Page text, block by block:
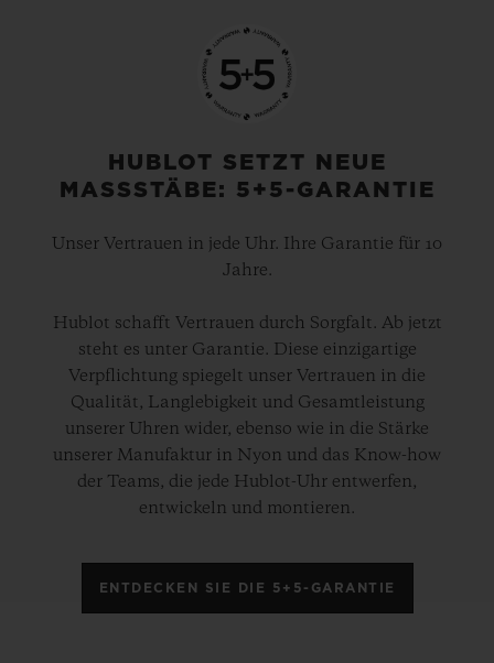
HUBLOT SETZT NEUE
MASSSTÄBE: 5+5-GARANTIE
Unser Vertrauen in jede Uhr. Ihre Garantie für 10
Jahre.
Hublot schafft Vertrauen durch Sorgfalt. Ab jetzt
steht es unter Garantie. Diese einzigartige
Verpflichtung spiegelt unser Vertrauen in die
Qualität, Langlebigkeit und Gesamtleistung
unserer Uhren wider, ebenso wie in die Stärke
unserer Manufaktur in Nyon und das Know-how
der Teams, die jede Hublot-Uhr entwerfen,
entwickeln und montieren.
ENTDECKEN SIE DIE 5+5-GARANTIE